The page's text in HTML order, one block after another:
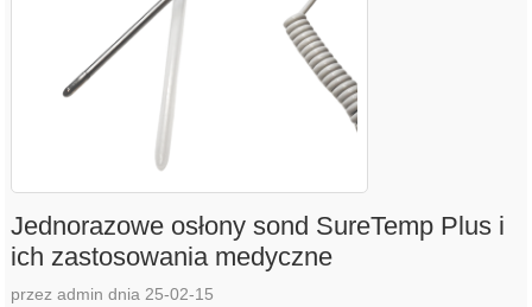
Jednorazowe osłony sond SureTemp Plus i
ich zastosowania medyczne
przez admin dnia 25-02-15